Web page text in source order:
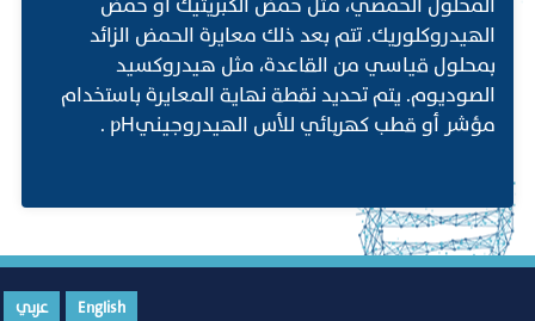
الهيدروكلوريك. تتم بعد ذلك معايرة الحمض الزائد
بمحلول قياسي من القاعدة، مثل هيدروكسيد
الصوديوم. يتم تحديد نقطة نهاية المعايرة باستخدام
مؤشر أو قطب كهربائي للأس الهيدروجينيpH .
English عربي